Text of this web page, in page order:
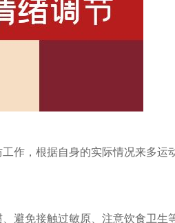
作，根据自身的实际情况来多运
避免接触过敏原、注意饮食卫生